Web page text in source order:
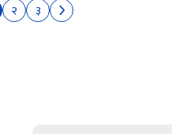
२ ३